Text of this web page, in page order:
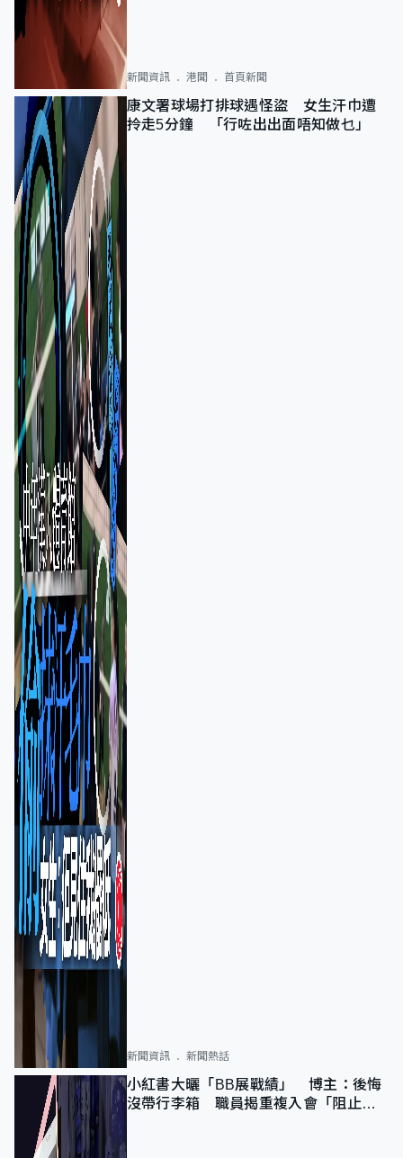
新聞資訊 港聞 首頁新聞
康文署球場打排球遇怪盜 女生汗巾遭
拎走5分鐘 「行咗出出面唔知做乜」
新聞資訊 新聞熱話
小紅書大曬「BB展戰績」 博主：後悔
沒帶行李箱 職員揭重複入會「阻止唔